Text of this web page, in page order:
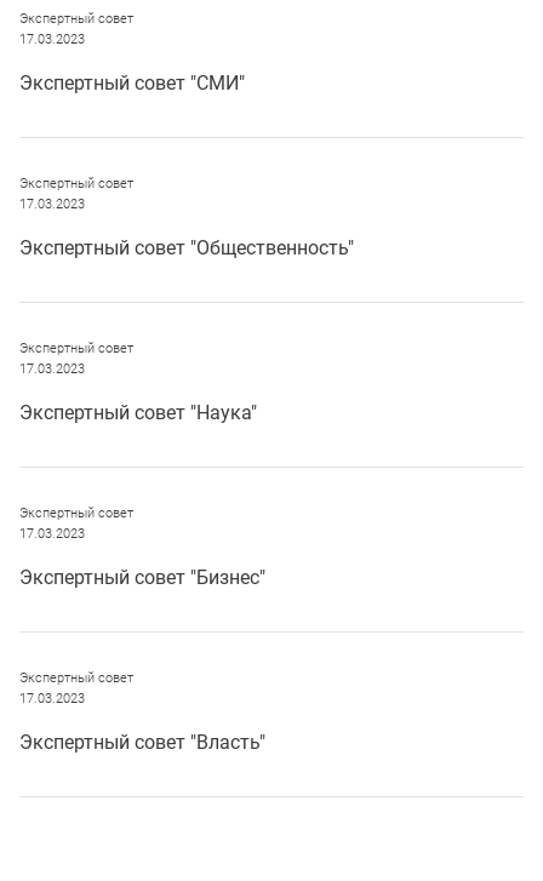
Экспертный совет
17.03.2023
Экспертный совет "СМИ"
Экспертный совет
17.03.2023
Экспертный совет "Общественность"
Экспертный совет
17.03.2023
Экспертный совет "Наука"
Экспертный совет
17.03.2023
Экспертный совет "Бизнес"
Экспертный совет
17.03.2023
Экспертный совет "Власть"